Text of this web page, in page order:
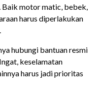
motor matic, bebek,
harus diperlakukan
hubungi bantuan resmi
keselamatan
harus jadi prioritas